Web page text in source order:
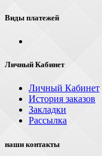
Виды платежей
Личный Кабинет
Личный Кабинет
История заказов
Закладки
Рассылка
наши контакты